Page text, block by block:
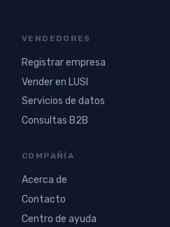
VENDEDORES
Registrar empresa
Vender en LUSI
Servicios de datos
Consultas B2B
COMPAÑÍA
Acerca de
Contacto
Centro de ayuda